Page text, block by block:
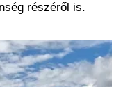
részéről is.